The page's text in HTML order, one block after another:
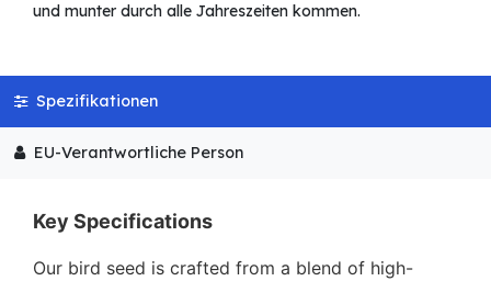
und munter durch alle Jahreszeiten kommen.
Spezifikationen
EU-Verantwortliche Person
Key Specifications
Our bird seed is crafted from a blend of high-